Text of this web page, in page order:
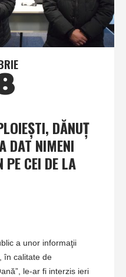
DĂNUŢ
DAT NIMENI
PE CEI DE LA
a unor informaţii
în calitate de
le-ar fi interzis ieri